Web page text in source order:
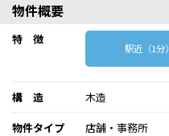
物件概要
特 徴
駅近（1分）
構 造
木造
物件タイプ
店舗・事務所